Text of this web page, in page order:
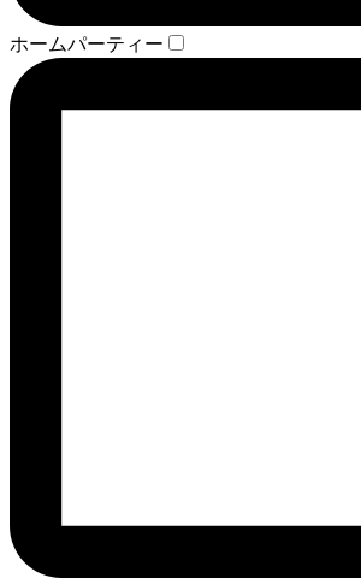
ホームパーティー